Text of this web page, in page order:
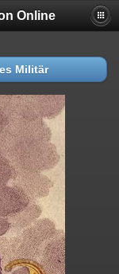
Online
Militär